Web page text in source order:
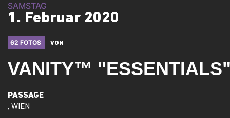
SAMSTAG
1. Februar 2020
62 FOTOS VON
VANITY™
PASSAGE
, WIEN